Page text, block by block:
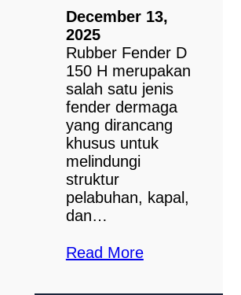
December 13,
2025
Rubber Fender D
150 H merupakan
salah satu jenis
fender dermaga
yang dirancang
khusus untuk
melindungi
struktur
pelabuhan, kapal,
dan…
Read More